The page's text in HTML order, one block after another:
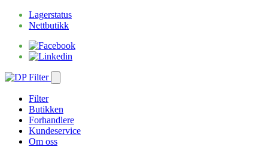
Lagerstatus
Nettbutikk
Filter
Butikken
Forhandlere
Kundeservice
Om oss